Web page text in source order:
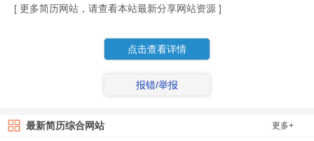
[ 更多简历网站，请查看本站最新分享网站资源 ]
点击查看详情
报错/举报
最新简历综合网站 更多+